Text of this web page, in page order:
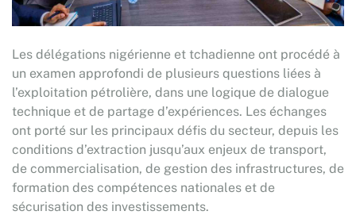
Les délégations nigérienne et tchadienne ont procédé à
un examen approfondi de plusieurs questions liées à
l’exploitation pétrolière, dans une logique de dialogue
technique et de partage d’expériences. Les échanges
ont porté sur les principaux défis du secteur, depuis les
conditions d’extraction jusqu’aux enjeux de transport,
de commercialisation, de gestion des infrastructures, de
formation des compétences nationales et de
sécurisation des investissements.